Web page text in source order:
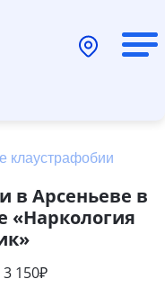
клаустрафобии
в Арсеньеве в
«Наркология
150₽